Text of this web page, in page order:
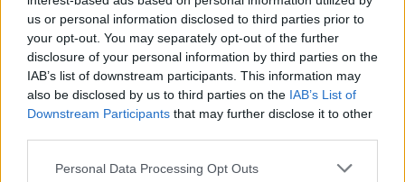
us or personal information disclosed to third parties prior to
your opt-out. You may separately opt-out of the further
disclosure of your personal information by third parties on the
IAB’s list of downstream participants. This information may
also be disclosed by us to third parties on the IAB’s List of
Downstream Participants that may further disclose it to other
Personal Data Processing Opt Outs
COMMENTS
Συνδεθείτε για να σχολιάσετε